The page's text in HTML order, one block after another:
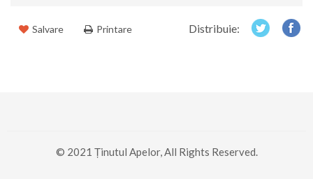
Salvare Printare Distribuie:
© 2021 Ținutul Apelor, All Rights Reserved.